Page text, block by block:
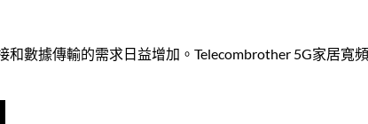
和數據傳輸的需求日益增加。Telecombrother 5G家居寬